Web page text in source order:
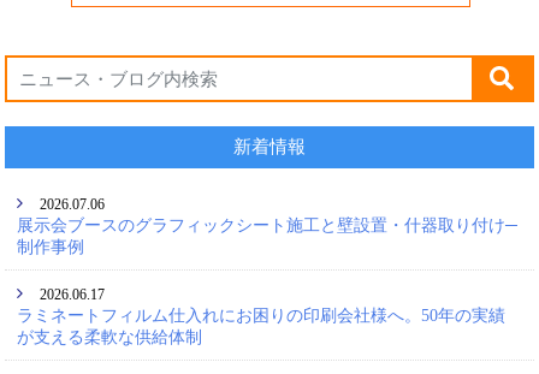
新着情報
2026.07.06
展示会ブースのグラフィックシート施工と壁設置・什器取り付け─
制作事例
2026.06.17
ラミネートフィルム仕入れにお困りの印刷会社様へ。50年の実績
が支える柔軟な供給体制